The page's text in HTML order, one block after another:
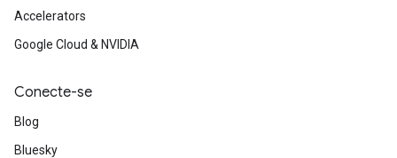
Accelerators
Google Cloud & NVIDIA
Conecte-se
Blog
Bluesky